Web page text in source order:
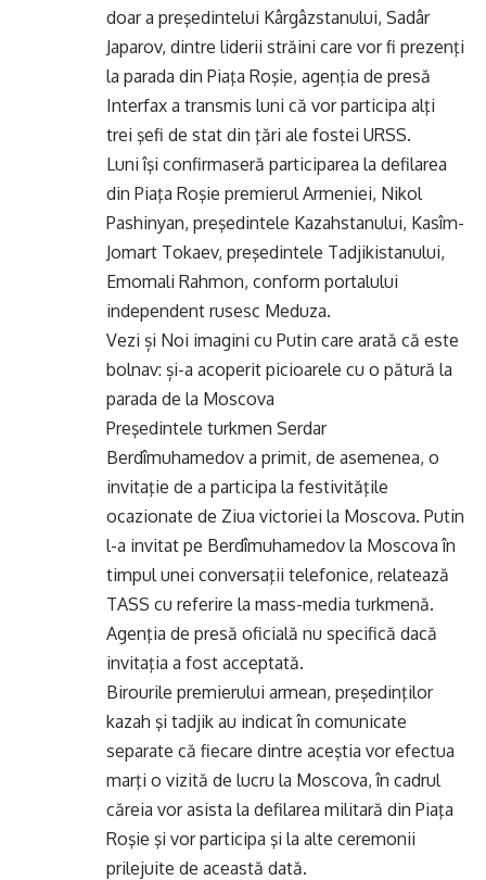
doar a preşedintelui Kârgâzstanului, Sadâr
Japarov, dintre liderii străini care vor fi prezenţi
la parada din Piaţa Roşie, agenţia de presă
Interfax a transmis luni că vor participa alţi
trei şefi de stat din ţări ale fostei URSS.
Luni îşi confirmaseră participarea la defilarea
din Piaţa Roşie premierul Armeniei, Nikol
Pashinyan, preşedintele Kazahstanului, Kasîm-
Jomart Tokaev, preşedintele Tadjikistanului,
Emomali Rahmon, conform portalului
independent rusesc Meduza.
Vezi și Noi imagini cu Putin care arată că este
bolnav: și-a acoperit picioarele cu o pătură la
parada de la Moscova
Preşedintele turkmen Serdar
Berdîmuhamedov a primit, de asemenea, o
invitaţie de a participa la festivităţile
ocazionate de Ziua victoriei la Moscova. Putin
l-a invitat pe Berdîmuhamedov la Moscova în
timpul unei conversaţii telefonice, relatează
TASS cu referire la mass-media turkmenă.
Agenţia de presă oficială nu specifică dacă
invitaţia a fost acceptată.
Birourile premierului armean, preşedinţilor
kazah şi tadjik au indicat în comunicate
separate că fiecare dintre aceştia vor efectua
marţi o vizită de lucru la Moscova, în cadrul
căreia vor asista la defilarea militară din Piaţa
Roşie şi vor participa şi la alte ceremonii
prilejuite de această dată.